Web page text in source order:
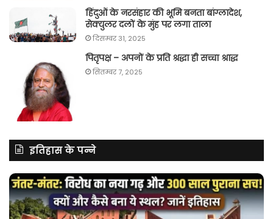
हिंदुओं के नरसंहार की भूमि बनता बांग्लादेश,
सेक्युलर दलों के मुंह पर लगा ताला
दिसम्बर 31, 2025
पितृपक्ष – अपनों के प्रति श्रद्धा ही सच्चा श्राद्ध
सितम्बर 7, 2025
इतिहास के पन्ने